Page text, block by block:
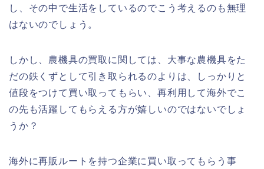
し、その中で生活をしているのでこう考えるのも無理
はないのでしょう。
しかし、農機具の買取に関しては、大事な農機具をた
だの鉄くずとして引き取られるのよりは、しっかりと
値段をつけて買い取ってもらい、再利用して海外でこ
の先も活躍してもらえる方が嬉しいのではないでしょ
うか？
海外に再販ルートを持つ企業に買い取ってもらう事